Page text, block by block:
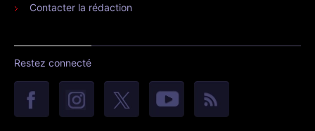
Contacter la rédaction
Restez connecté